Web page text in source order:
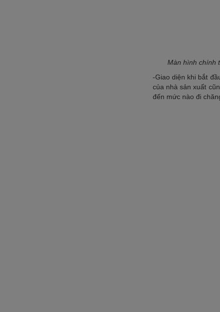
Màn hình chính
-Giao diện khi bắt
của nhà sản xuất
đến mức nào đi